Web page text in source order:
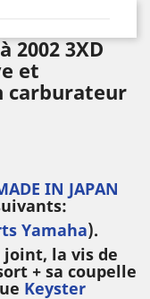
2002 3XD
et
carburateur
IN JAPAN
Yamaha).
joint, la vis de
+ sa coupelle
Keyster